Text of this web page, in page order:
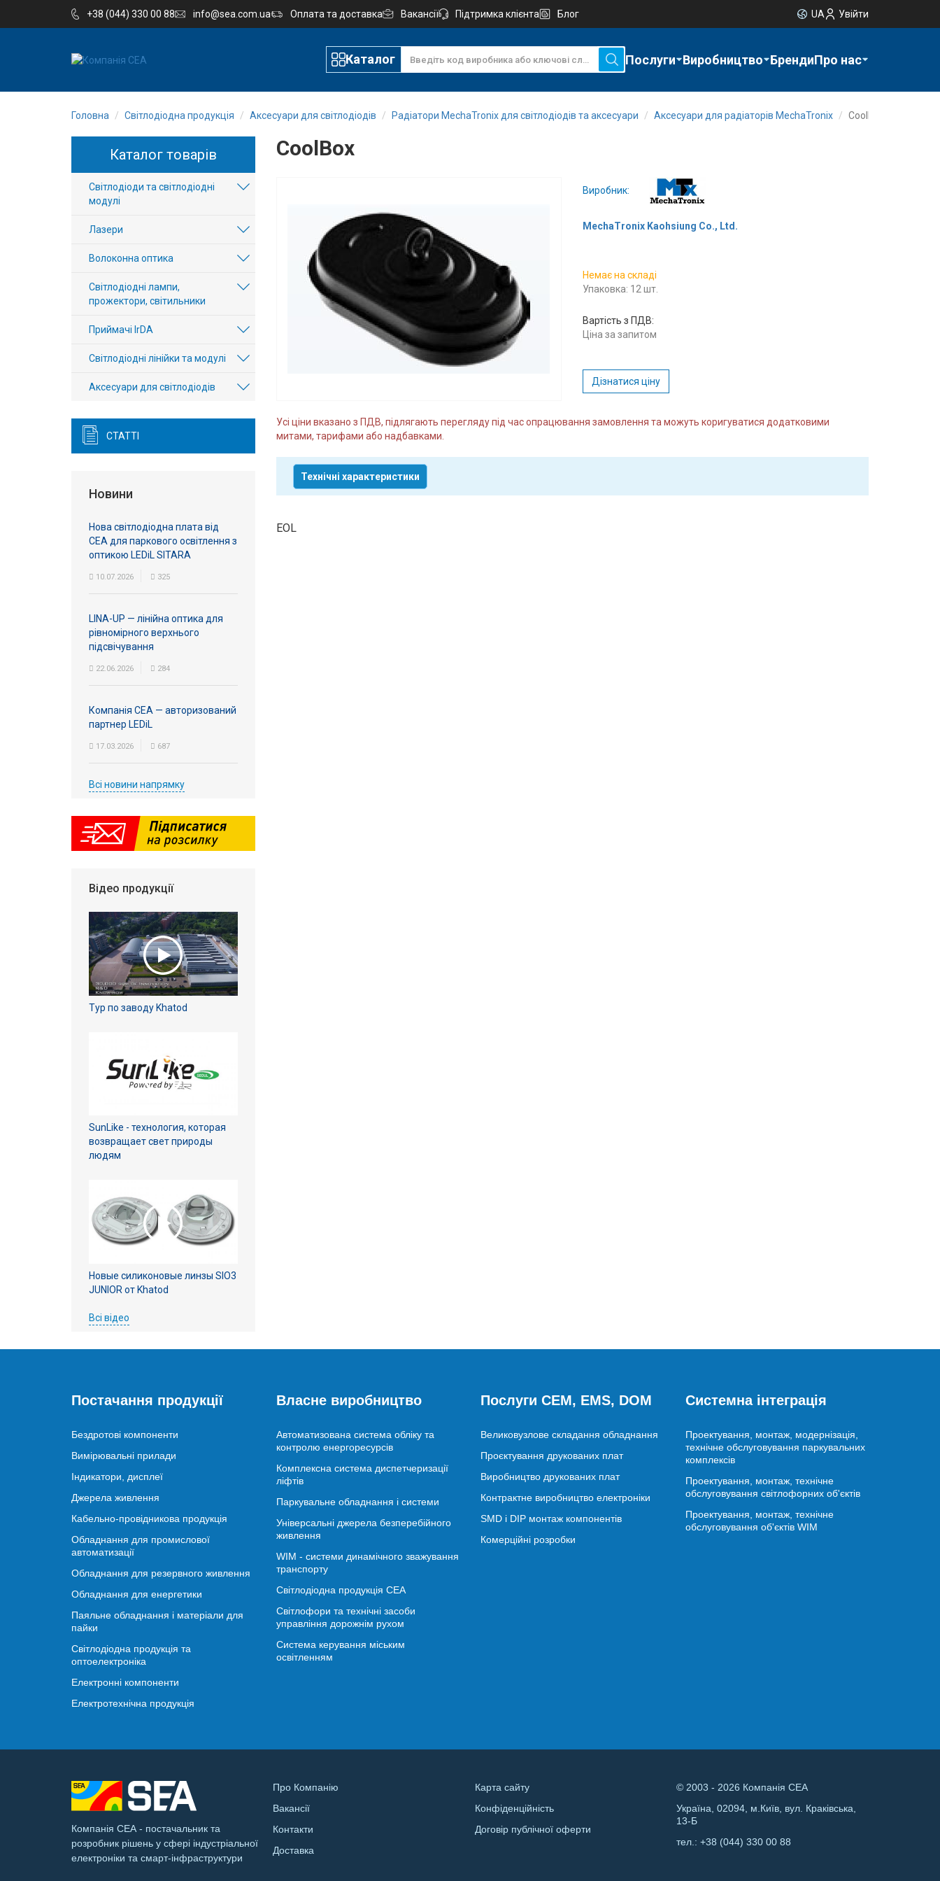
+38 (044) 330 00 88 info@sea.com.ua Оплата та доставка Вакансії Підтримка клієнта Блог UA Увійти
Каталог Послуги Виробництво БрендиПро нас
Компанія
Виробництво
Послуги
Новини
Вакансії
авторизація
Виробники
Контакти
Доставка
Головна Світлодіодна продукція Аксесуари для світлодіодів Радіатори MechaTronix для світлодіодів та аксесуари Аксесуари для радіаторів MechaTronix CoolBox
CoolBox
Виробник:
MechaTronix Kaohsiung Co., Ltd.
Немає на складі
Упаковка: 12 шт.
Вартість з ПДВ:
Ціна за запитом
Дізнатися ціну
Усі ціни вказано з ПДВ, підлягають перегляду під час опрацювання замовлення та можуть коригуватися додатковими
митами, тарифами або надбавками.
Технічні характеристики
EOL
Каталог товарів
Світлодіоди та світлодіодні
модулі
Лазери
Волоконна оптика
Світлодіодні лампи,
прожектори, світильники
Приймачі IrDA
Світлодіодні лінійки та модулі
Аксесуари для світлодіодів
СТАТТІ
Новини
Нова світлодіодна плата від
СЕА для паркового освітлення з
оптикою LEDiL SITARA
10.07.2026 325
LINA-UP — лінійна оптика для
рівномірного верхнього
підсвічування
22.06.2026 284
Компанія СЕА — авторизований
партнер LEDiL
17.03.2026 687
Всі новини напрямку
Відео продукції
Тур по заводу Khatod
SunLike - технология, которая
возвращает свет природы
людям
Новые силиконовые линзы SIO3
JUNIOR от Khatod
Всі відео
Постачання продукції
Бездротові компоненти
Вимірювальні прилади
Індикатори, дисплеї
Джерела живлення
Кабельно-провідникова продукція
Обладнання для промислової
автоматизації
Обладнання для резервного живлення
Обладнання для енергетики
Паяльне обладнання і матеріали для
пайки
Світлодіодна продукція та
оптоелектроніка
Електронні компоненти
Електротехнічна продукція
Власне виробництво
Автоматизована система обліку та
контролю енергоресурсів
Комплексна система диспетчеризації
ліфтів
Паркувальне обладнання і системи
Універсальні джерела безперебійного
живлення
WIM - системи динамічного зважування
транспорту
Світлодіодна продукція СЕА
Світлофори та технічні засоби
управління дорожнім рухом
Система керування міським
освітленням
Послуги CEM, EMS, DOM
Великовузлове складання обладнання
Проєктування друкованих плат
Виробництво друкованих плат
Контрактне виробництво електроніки
SMD і DIP монтаж компонентів
Комерційні розробки
Системна інтеграція
Проектування, монтаж, модернізація,
технічне обслуговування паркувальних
комплексів
Проектування, монтаж, технічне
обслуговування світлофорних об'єктів
Проектування, монтаж, технічне
обслуговування об'єктів WIM
Компанія СЕА - постачальник та
розробник рішень у сфері індустріальної
електроніки та смарт-інфраструктури
Про Компанію
Вакансії
Контакти
Доставка
Карта сайту
Конфіденційність
Договір публічної оферти
© 2003 - 2026 Компанія СЕА
Україна, 02094, м.Київ, вул. Краківська,
13-Б
тел.: +38 (044) 330 00 88